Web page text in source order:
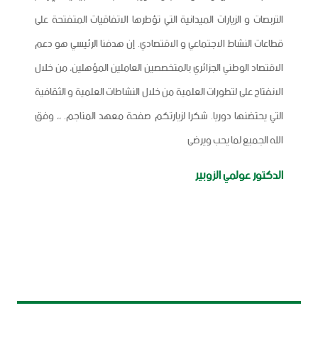
التربصات و الزيارات الميدانية التي تؤطرها الاتفاقيات المتفتحة على
قطاعات النشاط الاجتماعي و الاقتصادي. إن هدفنا الرئيسي هو دعم
الاقتصاد الوطني الجزائري بالمتخصصين العاملين المؤهلين، من خلال
الانفتاح على لتطورات العلمية من خلال النشاطات العلمية و الثقافية
التي يحتضنها دوريا. شكرا لزيارتكم صفحة معهد المناجم. ،، وفق
الله الجميع لما يحب ويرضى
الدكتور عولمي الزوبير